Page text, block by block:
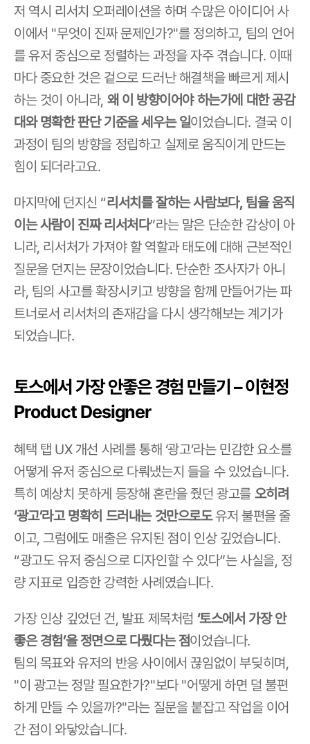
저 역시 리서치 오퍼레이션을 하며 수많은 아이디어 사
이에서 "무엇이 진짜 문제인가?"를 정의하고, 팀의 언어
를 유저 중심으로 정렬하는 과정을 자주 겪습니다. 이때
마다 중요한 것은 겉으로 드러난 해결책을 빠르게 제시
하는 것이 아니라, 왜 이 방향이어야 하는가에 대한 공감
대와 명확한 판단 기준을 세우는 일이었습니다. 결국 이
과정이 팀의 방향을 정립하고 실제로 움직이게 만드는
힘이 되더라고요.
마지막에 던지신 “리서치를 잘하는 사람보다, 팀을 움직
이는 사람이 진짜 리서처다”라는 말은 단순한 감상이 아
니라, 리서처가 가져야 할 역할과 태도에 대해 근본적인
질문을 던지는 문장이었습니다. 단순한 조사자가 아니
라, 팀의 사고를 확장시키고 방향을 함께 만들어가는 파
트너로서 리서처의 존재감을 다시 생각해보는 계기가
되었습니다.
토스에서 가장 안좋은 경험 만들기 – 이현정
Product Designer
혜택 탭 UX 개선 사례를 통해 ‘광고’라는 민감한 요소를
어떻게 유저 중심으로 다뤄냈는지 들을 수 있었습니다.
특히 예상치 못하게 등장해 혼란을 줬던 광고를 오히려
‘광고’라고 명확히 드러내는 것만으로도 유저 불편을 줄
이고, 그럼에도 매출은 유지된 점이 인상 깊었습니다.
“광고도 유저 중심으로 디자인할 수 있다”는 사실을, 정
량 지표로 입증한 강력한 사례였습니다.
가장 인상 깊었던 건, 발표 제목처럼 ‘토스에서 가장 안
좋은 경험’을 정면으로 다뤘다는 점이었습니다.
팀의 목표와 유저의 반응 사이에서 끊임없이 부딪히며,
"이 광고는 정말 필요한가?"보다 "어떻게 하면 덜 불편
하게 만들 수 있을까?"라는 질문을 붙잡고 작업을 이어
간 점이 와닿았습니다.